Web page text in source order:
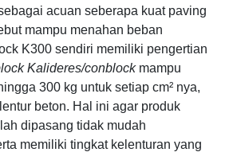
acuan seberapa kuat paving
mampu menahan beban
K300 sendiri memiliki pengertian
Kalideres/conblockmampu
300 kg untuk setiap cm² nya,
beton. Hal ini agar produk
dipasang tidak mudah
memiliki tingkat kelenturan yang